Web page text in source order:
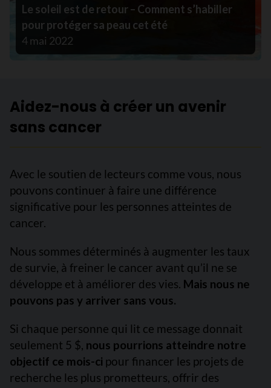
Le soleil est de retour – Comment s’habiller
pour protéger sa peau cet été
4 mai 2022
Aidez-nous à créer un avenir
sans cancer
Avec le soutien de lecteurs comme vous, nous
pouvons continuer à faire une différence
significative pour les personnes atteintes de
cancer.
Nous sommes déterminés à augmenter les taux
de survie, à freiner le cancer avant qu’il ne se
développe et à améliorer des vies. Mais nous ne
pouvons pas y arriver sans vous.
Si chaque personne qui lit ce message donnait
seulement 5 $, nous pourrions atteindre notre
objectif ce mois-ci pour financer les projets de
recherche les plus prometteurs, offrir des